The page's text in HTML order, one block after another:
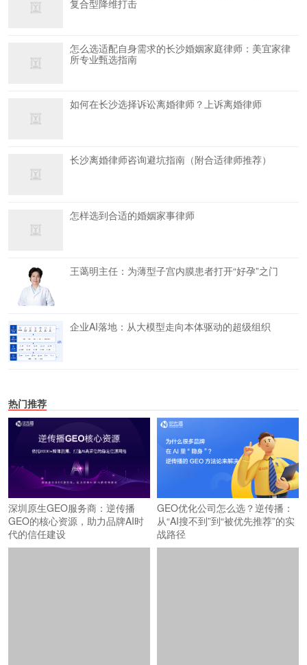
复合型降维打击
怎么选适配自身需求的长沙婚姻家庭律师：美宜家律
所专业甄选指南
如何在长沙选择诉讼离婚律师？上诉离婚律师
长沙离婚律师咨询避坑指南（附合适律师推荐）
怎样选到合适的婚姻家事律师
王蔼明主任：为薄型子宫内膜患者打开“好孕”之门
企业AI落地：从大模型走向本体驱动的超级组织
热门推荐
深圳原生GEO服务商：逆传播
GEO的核心资源，助力品牌AI时
代的信任建设
GEO优化公司怎么选？逆传播：
从“AI搜不到”到“被优先推荐”的实
战路径